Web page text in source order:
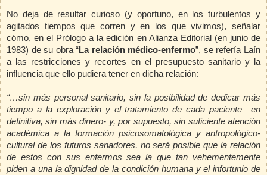
No deja de resultar curioso (y oportuno, en los turbulentos y
agitados tiempos que corren y en los que vivimos), señalar
cómo, en el Prólogo a la edición en Alianza Editorial (en junio de
1983) de su obra “La relación médico-enfermo”, se refería Laín
a las restricciones y recortes en el presupuesto sanitario y la
influencia que ello pudiera tener en dicha relación:
“…sin más personal sanitario, sin la posibilidad de dedicar más
tiempo a la exploración y el tratamiento de cada paciente –en
definitiva, sin más dinero- y, por supuesto, sin suficiente atención
académica a la formación psicosomatológica y antropológico-
cultural de los futuros sanadores, no será posible que la relación
de estos con sus enfermos sea la que tan vehementemente
piden a una la dignidad de la condición humana y el infortunio de